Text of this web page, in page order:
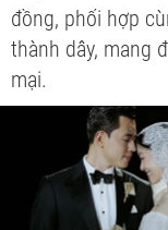
đồng, phối hợp
thành dây, mang
mại.